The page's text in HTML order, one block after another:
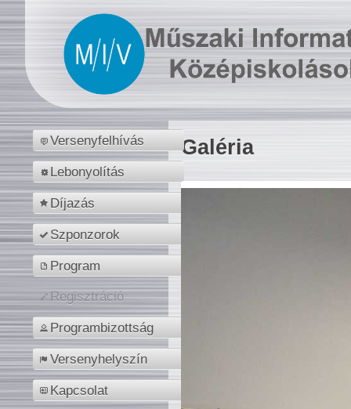
Versenyfelhívás
Lebonyolítás
Díjazás
Szponzorok
Program
Regisztráció
Programbizottság
Versenyhelyszín
Kapcsolat
Galéria